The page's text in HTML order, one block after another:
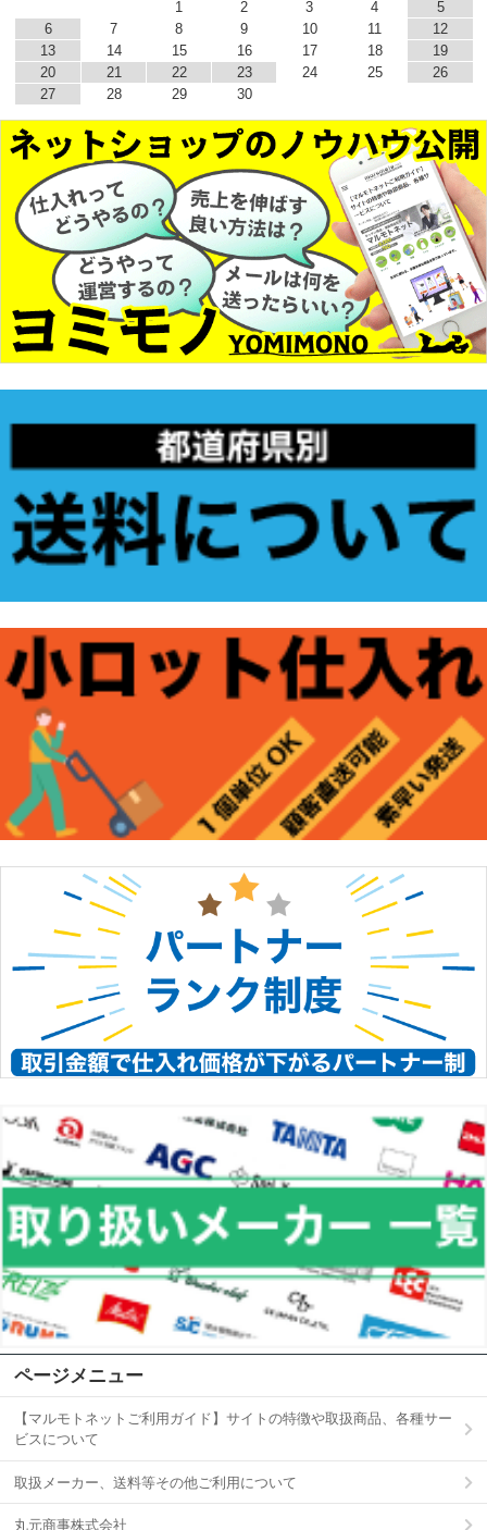
1 2 3 4
5
6
7 8 9 10 11
12
13
14 15 16 17 18
19
20
21 22 23 24 25
26
27
28 29 30
ページメニュー
【マルモトネットご利用ガイド】サイトの特徴や取扱商品、各種サー
ビスについて
取扱メーカー、送料等その他ご利用について
丸元商事株式会社